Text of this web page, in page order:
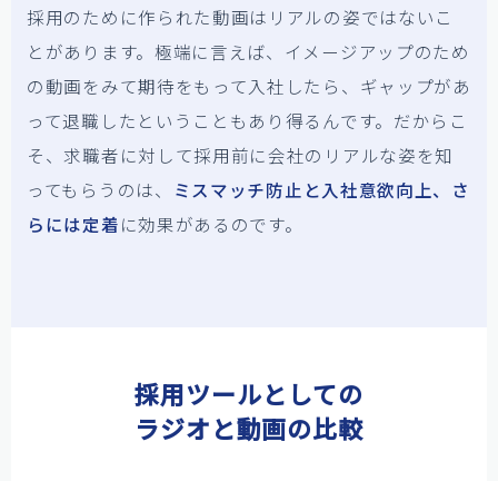
採用のために作られた動画はリアルの姿ではないこ
とがあります。極端に言えば、イメージアップのため
の動画をみて期待をもって入社したら、ギャップがあ
って退職したということもあり得るんです。だからこ
そ、求職者に対して採用前に会社のリアルな姿を知
ってもらうのは、
ミスマッチ防止と入社意欲向上、さ
らには定着に効果があるのです。
採用ツールとしての
ラジオと動画の比較